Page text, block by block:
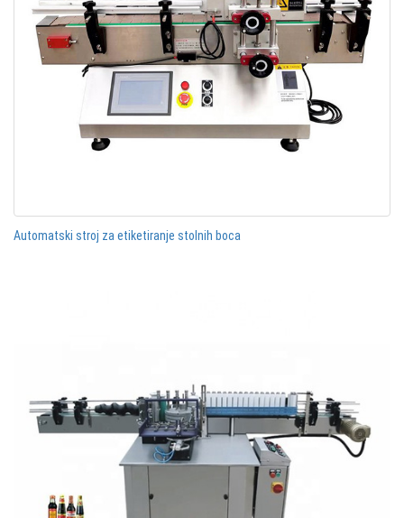
Automatski stroj za etiketiranje stolnih boca